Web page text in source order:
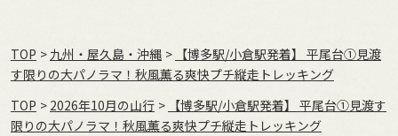
TOP 九州・屋久島・沖縄
【博多駅/小倉駅発着】 平尾台①見渡
す限りの大パノラマ！秋風薫る爽快プチ縦走トレッキング
TOP
2026年10月の⼭⾏
【博多駅/小倉駅発着】 平尾台①見渡す
限りの大パノラマ！秋風薫る爽快プチ縦走トレッキング